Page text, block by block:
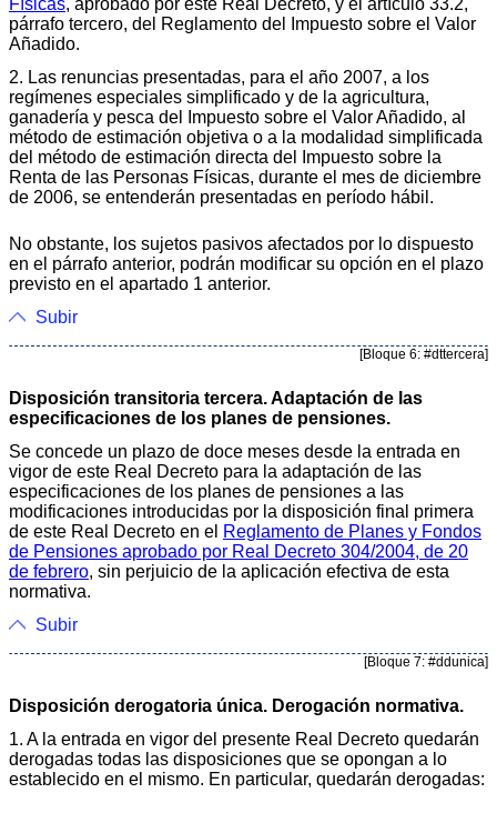
Físicas, aprobado por este Real Decreto, y el artículo 33.2,
párrafo tercero, del Reglamento del Impuesto sobre el Valor
Añadido.
2. Las renuncias presentadas, para el año 2007, a los
regímenes especiales simplificado y de la agricultura,
ganadería y pesca del Impuesto sobre el Valor Añadido, al
método de estimación objetiva o a la modalidad simplificada
del método de estimación directa del Impuesto sobre la
Renta de las Personas Físicas, durante el mes de diciembre
de 2006, se entenderán presentadas en período hábil.
No obstante, los sujetos pasivos afectados por lo dispuesto
en el párrafo anterior, podrán modificar su opción en el plazo
previsto en el apartado 1 anterior.
Subir
[Bloque 6: #dttercera]
Disposición transitoria tercera. Adaptación de las
especificaciones de los planes de pensiones.
Se concede un plazo de doce meses desde la entrada en
vigor de este Real Decreto para la adaptación de las
especificaciones de los planes de pensiones a las
modificaciones introducidas por la disposición final primera
de este Real Decreto en el Reglamento de Planes y Fondos
de Pensiones aprobado por Real Decreto 304/2004, de 20
de febrero, sin perjuicio de la aplicación efectiva de esta
normativa.
Subir
[Bloque 7: #ddunica]
Disposición derogatoria única. Derogación normativa.
1. A la entrada en vigor del presente Real Decreto quedarán
derogadas todas las disposiciones que se opongan a lo
establecido en el mismo. En particular, quedarán derogadas: